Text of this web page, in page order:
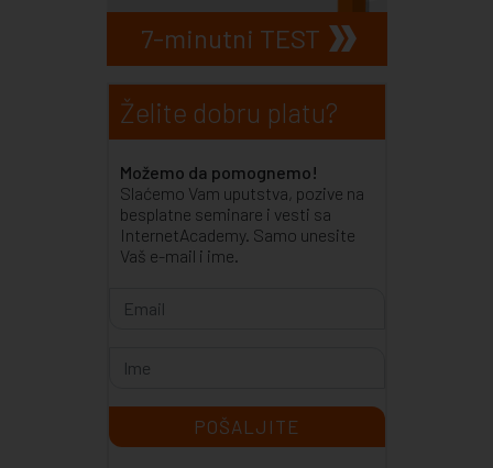
7-minutni TEST
Želite dobru platu?
Možemo da pomognemo!
Slaćemo Vam uputstva, pozive na
besplatne seminare i vesti sa
InternetAcademy. Samo unesite
Vaš e-mail i ime.